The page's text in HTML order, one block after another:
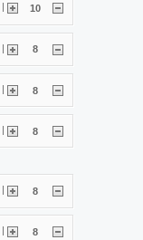
10
| 8
| 8
| 8
8
8